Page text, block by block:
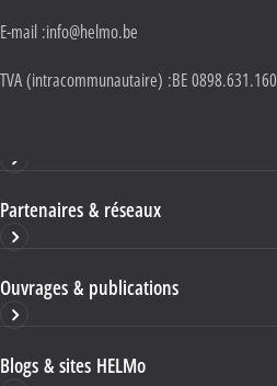
E-mail :info@helmo.be
TVA (intracommunautaire) :BE 0898.631.160
Partenaires & réseaux
Ouvrages & publications
Blogs & sites HELMo